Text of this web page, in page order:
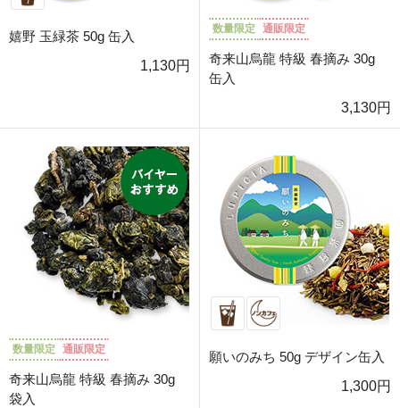
嬉野 玉緑茶 50g 缶入
1,130円
数量限定 通販限定
奇来山烏龍 特級 春摘み 30g
缶入
3,130円
数量限定 通販限定
奇来山烏龍 特級 春摘み 30g
袋入
願いのみち 50g デザイン缶入
1,300円